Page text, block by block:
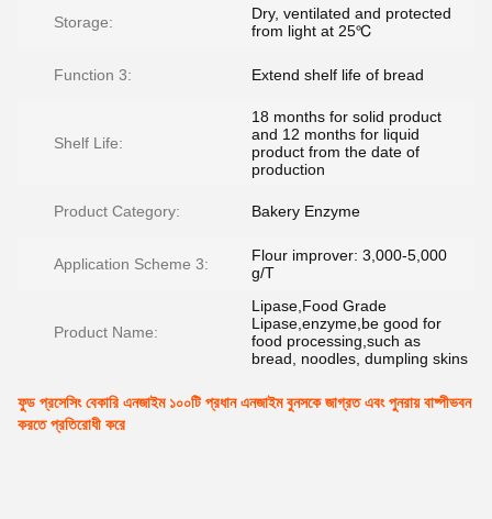
Storage:
Dry, ventilated and protected
from light at 25℃
Function 3: Extend shelf life of bread
Shelf Life:
18 months for solid product
and 12 months for liquid
product from the date of
production
Product Category: Bakery Enzyme
Application Scheme 3:
Flour improver: 3,000-5,000
g/T
Product Name:
Lipase,Food Grade
Lipase,enzyme,be good for
food processing,such as
bread, noodles, dumpling skins
ফুড প্রসেসিং বেকারি এনজাইম ১০০টি প্রধান এনজাইম বুনসকে জাগ্রত এবং পুনরায় বাষ্পীভবন
করতে প্রতিরোধী করে